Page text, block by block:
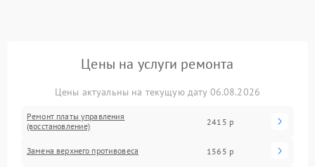
Цены на услуги ремонта
Цены актуальны на текущую дату 06.08.2026
Ремонт платы управления
(восстановление)
2415 р
Замена верхнего противовеса 1565 р